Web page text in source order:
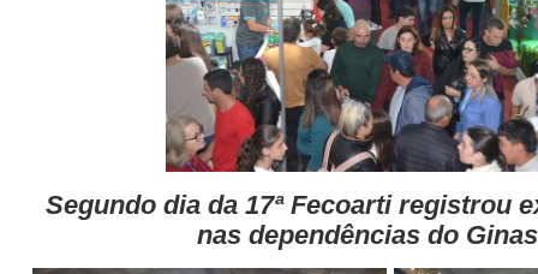
Segundo dia da 17ª Fecoarti registrou
nas dependências do